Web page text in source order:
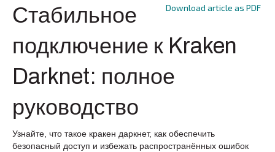
Download article as PDF
Стабильное
подключение к Kraken
Darknet: полное
руководство
Узнайте, что такое кракен даркнет, как обеспечить
безопасный доступ и избежать распространённых ошибок